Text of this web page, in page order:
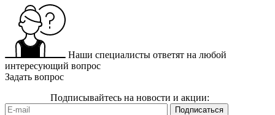
Наши специалисты ответят на любой
интересующий вопрос
Задать вопрос
Подписывайтесь на новости и акции: